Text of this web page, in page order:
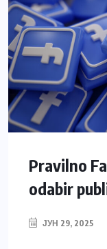
Pravilno
odabir
ЈУН 29, 2025